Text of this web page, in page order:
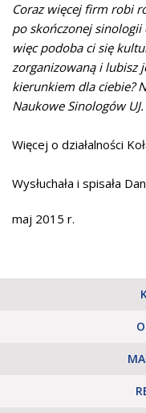
Coraz więcej firm robi
po skończonej sinologii
więc podoba ci się
zorganizowaną i lubisz
kierunkiem dla ciebie?
Naukowe Sinologów UJ.
Więcej o działalności
Wysłuchała i spisała
maj 2015 r.